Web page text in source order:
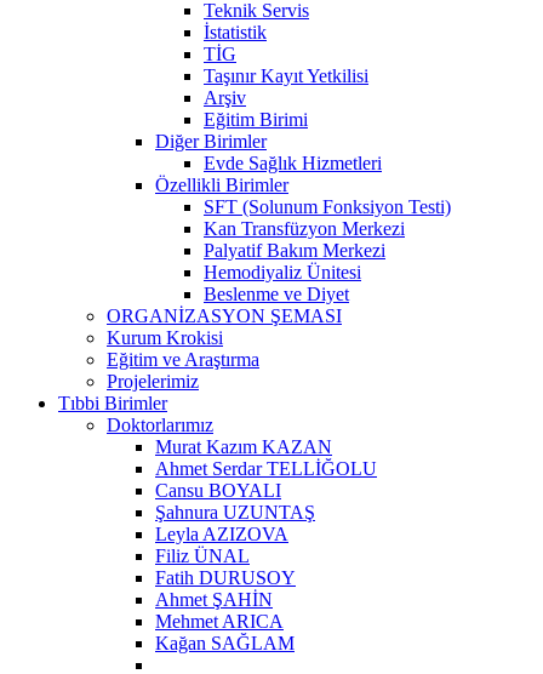
Teknik Servis
İstatistik
TİG
Taşınır Kayıt Yetkilisi
Arşiv
Eğitim Birimi
Diğer Birimler
Evde Sağlık Hizmetleri
Özellikli Birimler
SFT (Solunum Fonksiyon Testi)
Kan Transfüzyon Merkezi
Palyatif Bakım Merkezi
Hemodiyaliz Ünitesi
Beslenme ve Diyet
ORGANİZASYON ŞEMASI
Kurum Krokisi
Eğitim ve Araştırma
Projelerimiz
Tıbbi Birimler
Doktorlarımız
Murat Kazım KAZAN
Ahmet Serdar TELLİĞOLU
Cansu BOYALI
Şahnura UZUNTAŞ
Leyla AZIZOVA
Filiz ÜNAL
Fatih DURUSOY
Ahmet ŞAHİN
Mehmet ARICA
Kağan SAĞLAM